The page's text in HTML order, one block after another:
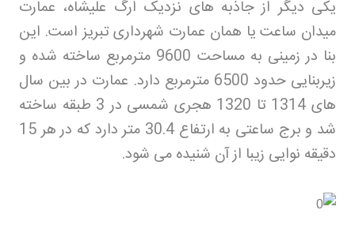
یکی دیگر از جاذبه های نزدیک ارگ علیشاه، عمارت
میدان ساعت یا همان عمارت شهرداری تبریز است. این
بنا در زمینی به مساحت 9600 مترمربع ساخته شده و
زیربنایی حدود 6500 مترمربع دارد. عمارت در بین سال
های 1314 تا 1320 هجری شمسی در 3 طبقه ساخته
شد و برج ساعتی به ارتفاع 30.4 متر دارد که در هر 15
دقیقه نوایی زیبا از آن شنیده می شود.